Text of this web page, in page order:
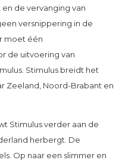
de vervanging van
versnippering in de
moet één
de uitvoering van
Stimulus breidt het
Zeeland, Noord-Brabant en
Stimulus verder aan de
herbergt. De
Op naar een slimmer en